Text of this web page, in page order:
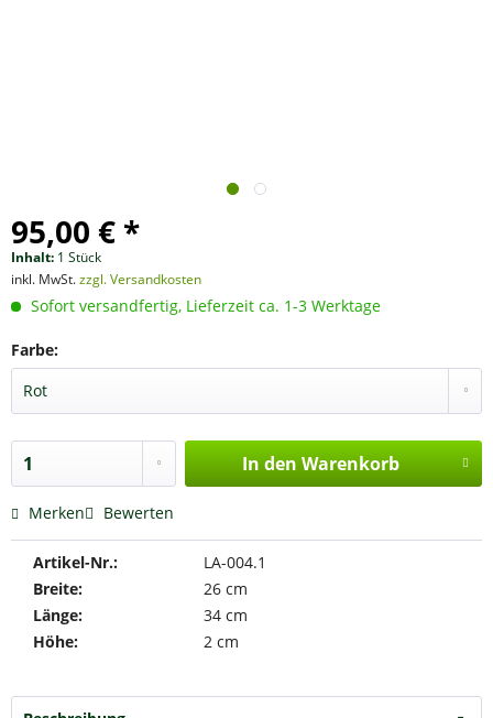
95,00 € *
Inhalt: 1 Stück
inkl. MwSt.zzgl. Versandkosten
Sofort versandfertig, Lieferzeit ca. 1-3 Werktage
Farbe:
In den Warenkorb
Merken Bewerten
Artikel-Nr.:
LA-004.1
Breite:
26 cm
Länge:
34 cm
Höhe:
2 cm